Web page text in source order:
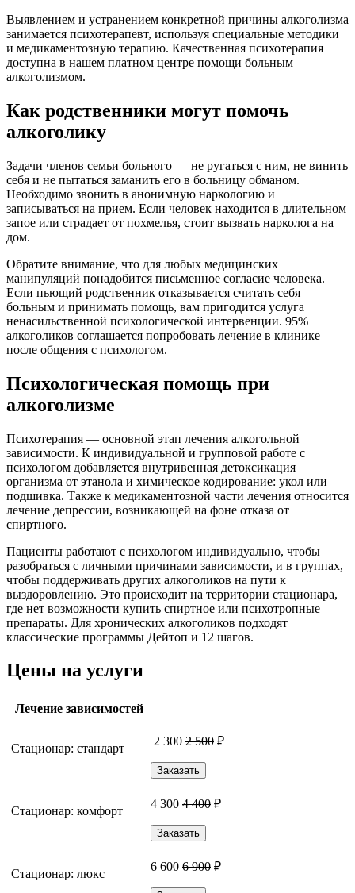
Выявлением и устранением конкретной причины алкоголизма
занимается психотерапевт, используя специальные методики
и медикаментозную терапию. Качественная психотерапия
доступна в нашем платном центре помощи больным
алкоголизмом.
Как родственники могут помочь
алкоголику
Задачи членов семьи больного — не ругаться с ним, не винить
себя и не пытаться заманить его в больницу обманом.
Необходимо звонить в анонимную наркологию и
записываться на прием. Если человек находится в длительном
запое или страдает от похмелья, стоит вызвать нарколога на
дом.
Обратите внимание, что для любых медицинских
манипуляций понадобится письменное согласие человека.
Если пьющий родственник отказывается считать себя
больным и принимать помощь, вам пригодится услуга
ненасильственной психологической интервенции. 95%
алкоголиков соглашается попробовать лечение в клинике
после общения с психологом.
Психологическая помощь при
алкоголизме
Психотерапия — основной этап лечения алкогольной
зависимости. К индивидуальной и групповой работе с
психологом добавляется внутривенная детоксикация
организма от этанола и химическое кодирование: укол или
подшивка. Также к медикаментозной части лечения относится
лечение депрессии, возникающей на фоне отказа от
спиртного.
Пациенты работают с психологом индивидуально, чтобы
разобраться с личными причинами зависимости, и в группах,
чтобы поддерживать других алкоголиков на пути к
выздоровлению. Это происходит на территории стационара,
где нет возможности купить спиртное или психотропные
препараты. Для хронических алкоголиков подходят
классические программы Дейтоп и 12 шагов.
Цены на услуги
Лечение зависимостей
Стационар: стандарт
2 300 2 500 ₽
Заказать
Стационар: комфорт
4 300 4 400 ₽
Заказать
Стационар: люкс
6 600 6 900 ₽